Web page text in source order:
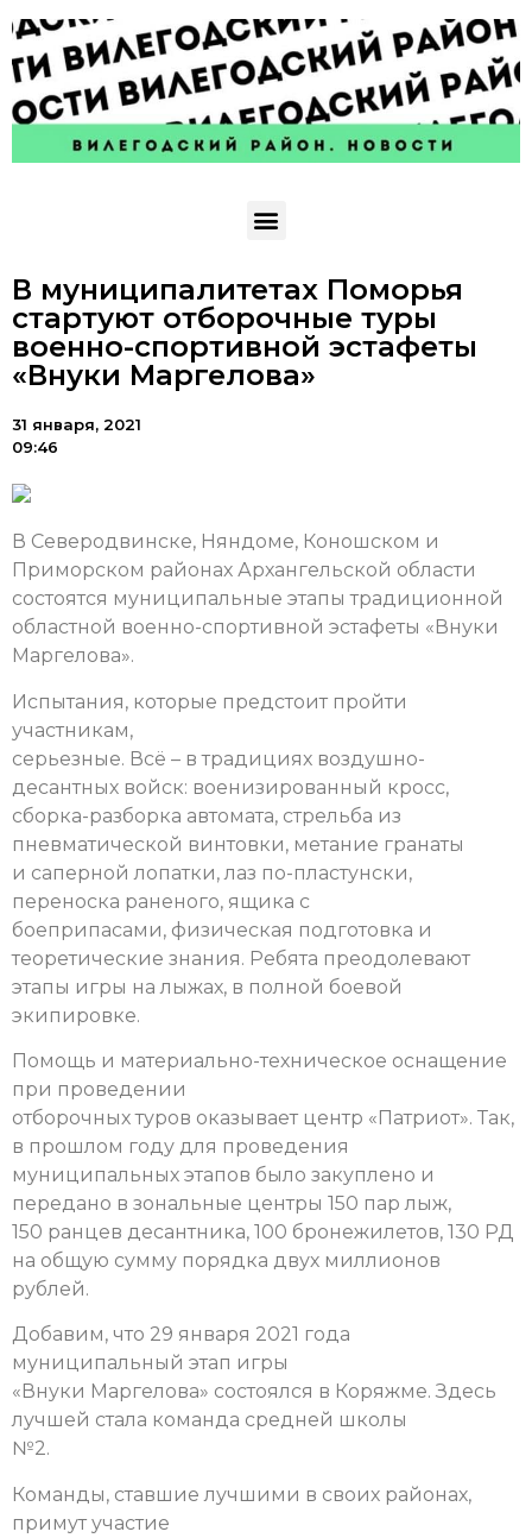
В муниципалитетах Поморья
стартуют отборочные туры
военно-спортивной эстафеты
«Внуки Маргелова»
31 января, 2021
09:46
В Северодвинске, Няндоме, Коношском и
Приморском районах Архангельской области
состоятся муниципальные этапы традиционной
областной военно-спортивной эстафеты «Внуки
Маргелова».
Испытания, которые предстоит пройти
участникам,
серьезные. Всё – в традициях воздушно-
десантных войск: военизированный кросс,
сборка-разборка автомата, стрельба из
пневматической винтовки, метание гранаты
и саперной лопатки, лаз по-пластунски,
переноска раненого, ящика с
боеприпасами, физическая подготовка и
теоретические знания. Ребята преодолевают
этапы игры на лыжах, в полной боевой
экипировке.
Помощь и материально-техническое оснащение
при проведении
отборочных туров оказывает центр «Патриот». Так,
в прошлом году для проведения
муниципальных этапов было закуплено и
передано в зональные центры 150 пар лыж,
150 ранцев десантника, 100 бронежилетов, 130 РД
на общую сумму порядка двух миллионов
рублей.
Добавим, что 29 января 2021 года
муниципальный этап игры
«Внуки Маргелова» состоялся в Коряжме. Здесь
лучшей стала команда средней школы
№2.
Команды, ставшие лучшими в своих районах,
примут участие